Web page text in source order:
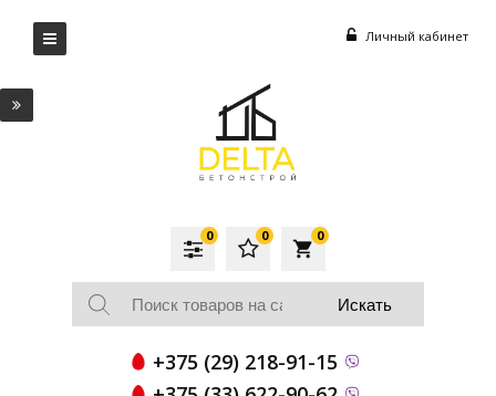
Личный кабинет
local_grocery_store
0
0
0
+375 (29) 218-91-15